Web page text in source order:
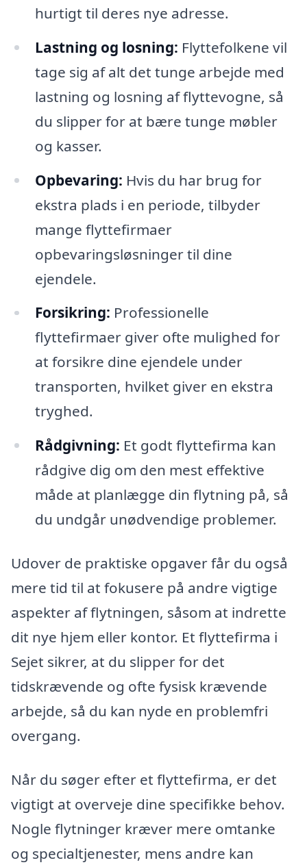
hurtigt til deres nye adresse.
Lastning og losning: Flyttefolkene vil
tage sig af alt det tunge arbejde med
lastning og losning af flyttevogne, så
du slipper for at bære tunge møbler
og kasser.
Opbevaring: Hvis du har brug for
ekstra plads i en periode, tilbyder
mange flyttefirmaer
opbevaringsløsninger til dine
ejendele.
Forsikring: Professionelle
flyttefirmaer giver ofte mulighed for
at forsikre dine ejendele under
transporten, hvilket giver en ekstra
tryghed.
Rådgivning: Et godt flyttefirma kan
rådgive dig om den mest effektive
måde at planlægge din flytning på, så
du undgår unødvendige problemer.
Udover de praktiske opgaver får du også
mere tid til at fokusere på andre vigtige
aspekter af flytningen, såsom at indrette
dit nye hjem eller kontor. Et flyttefirma i
Sejet sikrer, at du slipper for det
tidskrævende og ofte fysisk krævende
arbejde, så du kan nyde en problemfri
overgang.
Når du søger efter et flyttefirma, er det
vigtigt at overveje dine specifikke behov.
Nogle flytninger kræver mere omtanke
og specialtjenester, mens andre kan